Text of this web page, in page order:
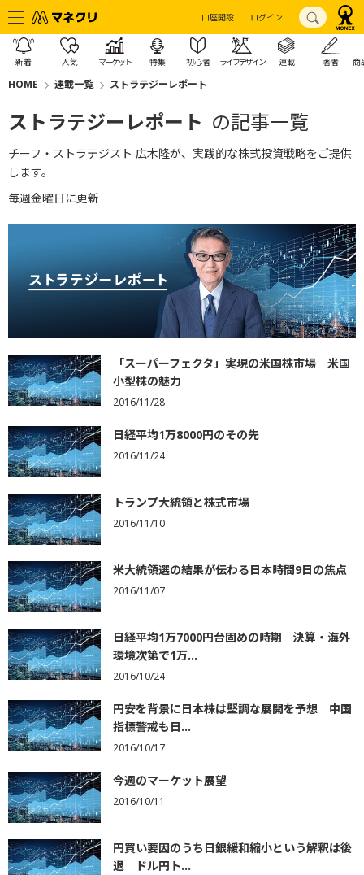
口座開設 ログイン
新着 人気 マーケット 特集 初心者 ライフデザイン 連載 著者 商
HOME 連載一覧 ストラテジーレポート
ストラテジーレポート の記事一覧
チーフ・ストラテジスト 広木隆が、実践的な株式投資戦略をご提供
します。
毎週金曜日に更新
「スーパーフェクタ」実現の米国株市場 米国
小型株の魅力
2016/11/28
日経平均1万8000円のその先
2016/11/24
トランプ大統領と株式市場
2016/11/10
米大統領選の結果が伝わる日本時間9日の焦点
2016/11/07
日経平均1万7000円台固めの時期 決算・海外
環境次第で1万...
2016/10/24
円安を背景に日本株は堅調な展開を予想 中国
指標警戒も日...
2016/10/17
今週のマーケット展望
2016/10/11
円買い要因のうち日銀緩和縮小という解釈は後
退 ドル円ト...